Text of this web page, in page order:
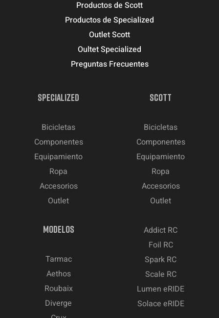
Productos de Scott
Productos de Specialized
Outlet Scott
Oultet Specialized
Preguntas Frecuentes
SPECIALIZED
Bicicletas
Componentes
Equipamiento
Ropa
Accesorios
Outlet
SCOTT
Bicicletas
Componentes
Equipamiento
Ropa
Accesorios
Outlet
MODELOS
Tarmac
Aethos
Roubaix
Diverge
Addict RC
Foil RC
Spark RC
Scale RC
Lumen eRIDE
Solace eRIDE